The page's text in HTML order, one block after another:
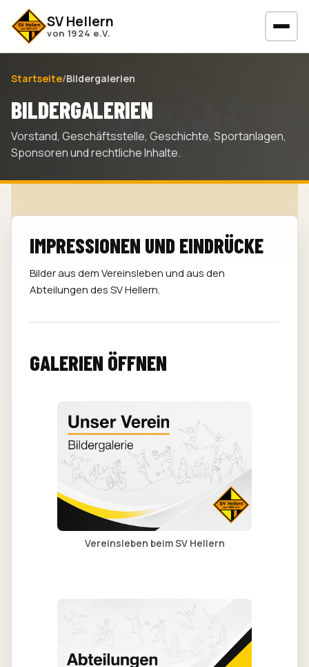
SV Hellern
von 1924 e.V.
Startseite/Bildergalerien
BILDERGALERIEN
Vorstand, Geschäftsstelle, Geschichte, Sportanlagen,
Sponsoren und rechtliche Inhalte.
IMPRESSIONEN UND EINDRÜCKE
Bilder aus dem Vereinsleben und aus den
Abteilungen des SV Hellern.
GALERIEN ÖFFNEN
Vereinsleben beim SV Hellern